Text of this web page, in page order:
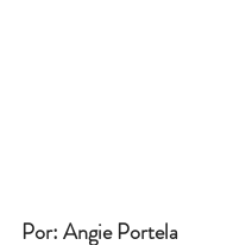
Por: Angie Portela